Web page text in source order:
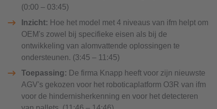
(0:00 – 03:45)
Inzicht: Hoe het model met 4 niveaus van ifm helpt om
OEM's zowel bij specifieke eisen als bij de
ontwikkeling van alomvattende oplossingen te
ondersteunen. (3:45 – 11:45)
Toepassing: De firma Knapp heeft voor zijn nieuwste
AGV's gekozen voor het roboticaplatform O3R van ifm
voor de hindernisherkenning en voor het detecteren